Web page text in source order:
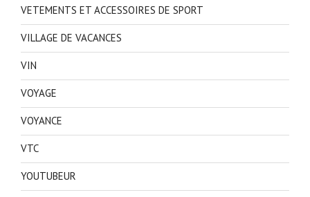
VETEMENTS ET ACCESSOIRES DE SPORT
VILLAGE DE VACANCES
VIN
VOYAGE
VOYANCE
VTC
YOUTUBEUR